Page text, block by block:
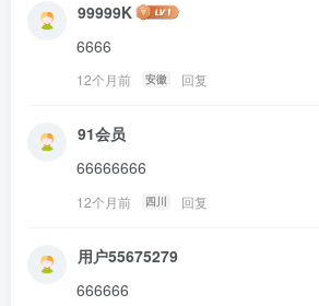
99999K
6666
12个月前 安徽 回复
91会员
66666666
12个月前 四川 回复
用户55675279
666666